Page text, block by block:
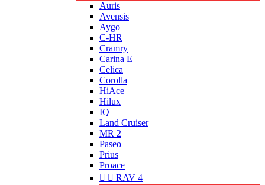
Auris
Avensis
Aygo
C-HR
Cramry
Carina E
Celica
Corolla
HiAce
Hilux
IQ
Land Cruiser
MR 2
Paseo
Prius
Proace
  RAV 4